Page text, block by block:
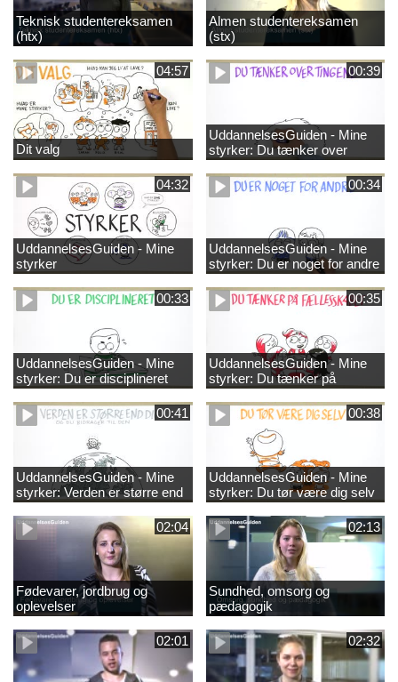
Teknisk studentereksamen
(htx)
Almen studentereksamen
(stx)
04:57
Dit valg
00:39
UddannelsesGuiden - Mine
styrker: Du tænker over
tingene
04:32
UddannelsesGuiden - Mine
styrker
00:34
UddannelsesGuiden - Mine
styrker: Du er noget for andre
00:33
UddannelsesGuiden - Mine
styrker: Du er disciplineret
00:35
UddannelsesGuiden - Mine
styrker: Du tænker på
fællesskabet
00:41
UddannelsesGuiden - Mine
styrker: Verden er større end
dig og du bidrager til den
00:38
UddannelsesGuiden - Mine
styrker: Du tør være dig selv
02:04
Fødevarer, jordbrug og
oplevelser
02:13
Sundhed, omsorg og
pædagogik
02:01 02:32